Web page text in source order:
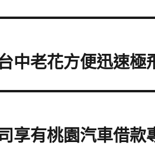
中老花方便迅速極
享有桃園汽車借款